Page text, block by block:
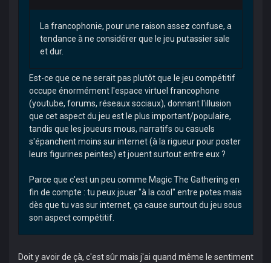
La francophonie, pour une raison assez confuse, a
tendance à ne considérer que le jeu putassier sale
et dur.
Est-ce que ce ne serait pas plutôt que le jeu compétitif
occupe énormément l'espace virtuel francophone
(youtube, forums, réseaux sociaux), donnant l'illusion
que cet aspect du jeu est le plus important/populaire,
tandis que les joueurs mous, narratifs ou casuels
s'épanchent moins sur internet (à la rigueur pour poster
leurs figurines peintes) et jouent surtout entre eux ?
Parce que c'est un peu comme Magic The Gathering en
fin de compte : tu peux jouer "à la cool" entre potes mais
dès que tu vas sur internet, ça cause surtout du jeu sous
son aspect compétitif.
Doit y avoir de çà, c'est sûr mais j'ai quand même le sentiment